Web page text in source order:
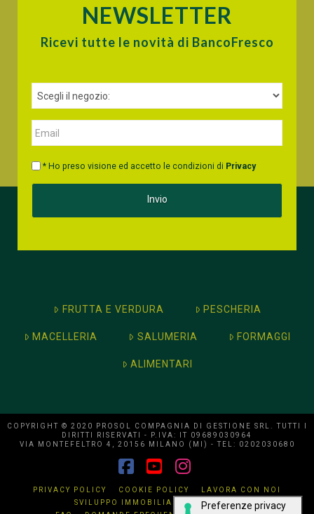
NEWSLETTER
Ricevi tutte le novità di BancoFresco
* Ho preso visione ed accetto le condizioni di Privacy
FRUTTA E VERDURA PESCHERIA
MACELLERIA SALUMERIA FORMAGGI
ALIMENTARI
COPYRIGHT © 2020 PROSOL COMPAGNIA DI GESTIONE SRL. TUTTI I
DIRITTI RISERVATI - P.IVA: IT 09689030964
VIA MONTEFELTRO 4, 20156 MILANO (MI) - TEL: 0202030680
PRIVACY POLICY COOKIE POLICY
LAVORA CON NOI
SVILUPPO IMMOBILIARE
CONTATTI